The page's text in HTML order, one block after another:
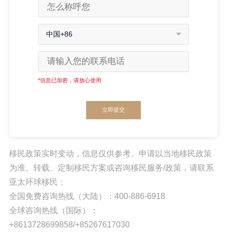
中国+86
*信息已加密，请放心使用
立即提交
移民政策实时变动，信息仅供参考。申请以当地移民政策
为准。转载、定制移民方案或咨询移民服务/政策，请联系
亚太环球移民：
全国免费咨询热线（大陆）：400-886-6918
全球咨询热线（国际）：
+8613728699858/+85267617030